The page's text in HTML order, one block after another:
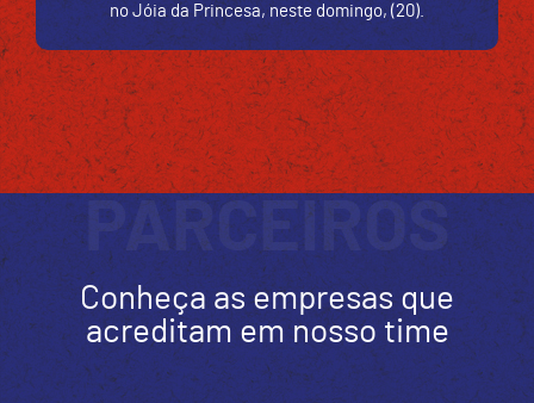
no Jóia da Princesa, neste domingo, (20).
PARCEIROS
Conheça as empresas que
acreditam em nosso time